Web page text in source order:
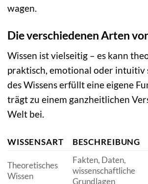
wagen.
Die verschiedenen Arten
Wissen ist vielseitig – es kann
praktisch, emotional oder intuitiv
des Wissens erfüllt eine eigene
trägt zu einem ganzheitlichen
Welt bei.
WISSENSART BESCHREIBUNG
Theoretisches
Wissen
Fakten, Daten,
wissenschaftliche
Grundlagen